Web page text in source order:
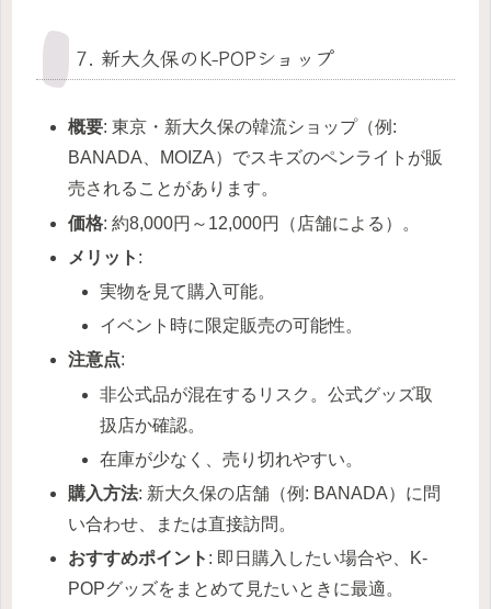
7. 新大久保のK-POPショップ
概要: 東京・新大久保の韓流ショップ（例:
BANADA、MOIZA）でスキズのペンライトが販
売されることがあります。
価格: 約8,000円～12,000円（店舗による）。
メリット :
実物を見て購入可能。
イベント時に限定販売の可能性。
注意点:
非公式品が混在するリスク。公式グッズ取
扱店か確認。
在庫が少なく、売り切れやすい。
購入方法: 新大久保の店舗（例: BANADA）に問
い合わせ、または直接訪問。
おすすめポイント : 即日購入したい場合や、K-
POPグッズをまとめて見たいときに最適。